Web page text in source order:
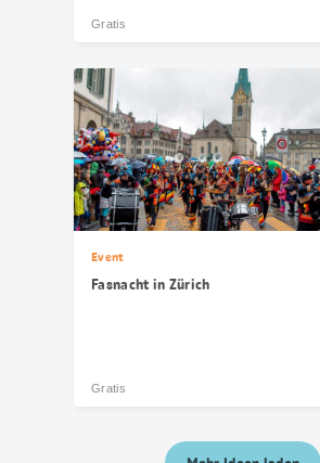
Gratis
Event
Fasnacht in Zürich
Gratis